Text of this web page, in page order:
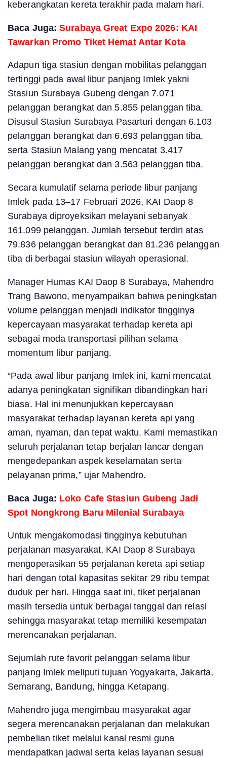
keberangkatan kereta terakhir pada malam hari.
Baca Juga:Surabaya Great Expo 2026: KAI
Tawarkan Promo Tiket Hemat Antar Kota
Adapun tiga stasiun dengan mobilitas pelanggan
tertinggi pada awal libur panjang Imlek yakni
Stasiun Surabaya Gubeng dengan 7.071
pelanggan berangkat dan 5.855 pelanggan tiba.
Disusul Stasiun Surabaya Pasarturi dengan 6.103
pelanggan berangkat dan 6.693 pelanggan tiba,
serta Stasiun Malang yang mencatat 3.417
pelanggan berangkat dan 3.563 pelanggan tiba.
Secara kumulatif selama periode libur panjang
Imlek pada 13–17 Februari 2026, KAI Daop 8
Surabaya diproyeksikan melayani sebanyak
161.099 pelanggan. Jumlah tersebut terdiri atas
79.836 pelanggan berangkat dan 81.236 pelanggan
tiba di berbagai stasiun wilayah operasional.
Manager Humas KAI Daop 8 Surabaya, Mahendro
Trang Bawono, menyampaikan bahwa peningkatan
volume pelanggan menjadi indikator tingginya
kepercayaan masyarakat terhadap kereta api
sebagai moda transportasi pilihan selama
momentum libur panjang.
“Pada awal libur panjang Imlek ini, kami mencatat
adanya peningkatan signifikan dibandingkan hari
biasa. Hal ini menunjukkan kepercayaan
masyarakat terhadap layanan kereta api yang
aman, nyaman, dan tepat waktu. Kami memastikan
seluruh perjalanan tetap berjalan lancar dengan
mengedepankan aspek keselamatan serta
pelayanan prima,” ujar Mahendro.
Baca Juga: Loko Cafe Stasiun Gubeng Jadi
Spot Nongkrong Baru Milenial Surabaya
Untuk mengakomodasi tingginya kebutuhan
perjalanan masyarakat, KAI Daop 8 Surabaya
mengoperasikan 55 perjalanan kereta api setiap
hari dengan total kapasitas sekitar 29 ribu tempat
duduk per hari. Hingga saat ini, tiket perjalanan
masih tersedia untuk berbagai tanggal dan relasi
sehingga masyarakat tetap memiliki kesempatan
merencanakan perjalanan.
Sejumlah rute favorit pelanggan selama libur
panjang Imlek meliputi tujuan Yogyakarta, Jakarta,
Semarang, Bandung, hingga Ketapang.
Mahendro juga mengimbau masyarakat agar
segera merencanakan perjalanan dan melakukan
pembelian tiket melalui kanal resmi guna
mendapatkan jadwal serta kelas layanan sesuai